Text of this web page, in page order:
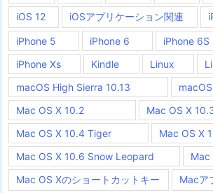
iOS 12
iOSアプリケーション関連
iPhone 5 iPhone 6 iPhone 6S
iPhone Xs
Kindle Linux
macOS High Sierra 10.13
Mac OS X 10.2
Mac OS X
Mac OS X 10.4 Tiger
Mac OS X
Mac OS X 10.6 Snow Leopard
Mac
Mac OS Xのショートカットキー
Macア